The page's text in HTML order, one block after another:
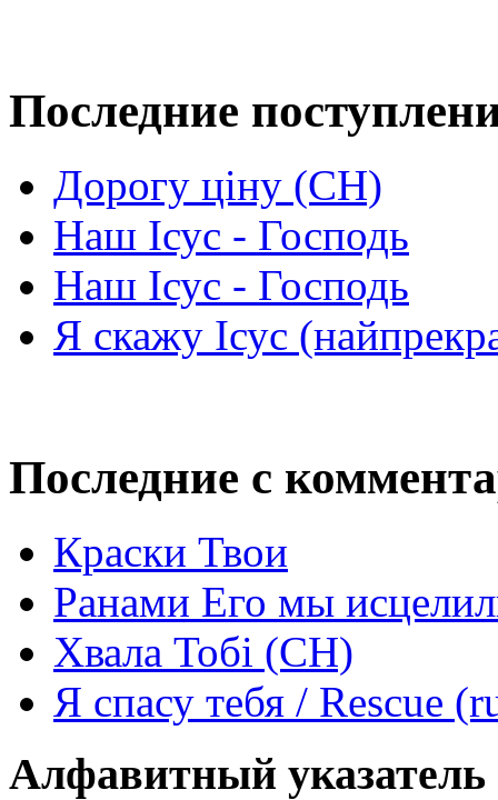
Последние
Дорогу ціну (СН)
Наш Ісус - Господь
Наш Ісус - Господь
Я скажу Ісус
Последние с
Краски Твои
Ранами Его мы
Хвала Тобі (СН)
Я спасу тебя / Rescue
Алфавитный указатель